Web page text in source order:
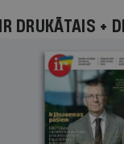
IR DRUKĀTAIS +